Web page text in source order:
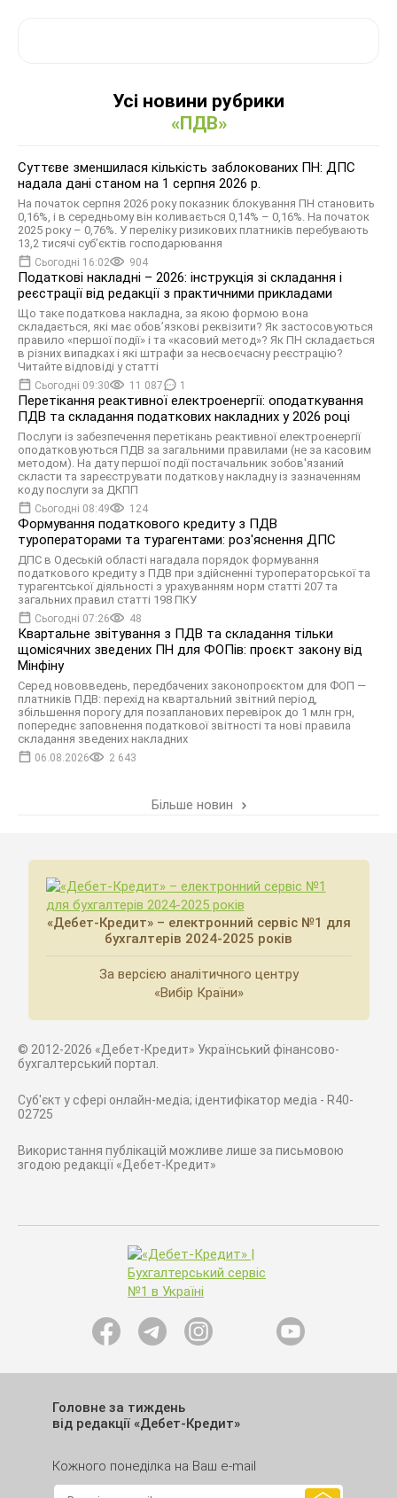
Усі новини рубрики
«ПДВ»
Суттєве зменшилася кількість заблокованих ПН: ДПС
надала дані станом на 1 серпня 2026 р.
На початок серпня 2026 року показник блокування ПН становить
0,16%, і в середньому він коливається 0,14% – 0,16%. На початок
2025 року – 0,76%. У переліку ризикових платників перебувають
13,2 тисячі суб’єктів господарювання
Сьогодні 16:02 904
Податкові накладні – 2026: інструкція зі складання і
реєстрації від редакції з практичними прикладами
Що таке податкова накладна, за якою формою вона
складається, які має обов’язкові реквізити? Як застосовуються
правило «першої події» і та «касовий метод»? Як ПН складається
в різних випадках і які штрафи за несвоєчасну реєстрацію?
Читайте відповіді у статті
Сьогодні 09:30 11 087 1
Перетікання реактивної електроенергії: оподаткування
ПДВ та складання податкових накладних у 2026 році
Послуги із забезпечення перетікань реактивної електроенергії
оподатковуються ПДВ за загальними правилами (не за касовим
методом). На дату першої події постачальник зобов'язаний
скласти та зареєструвати податкову накладну із зазначенням
коду послуги за ДКПП
Сьогодні 08:49 124
Формування податкового кредиту з ПДВ
туроператорами та турагентами: роз'яснення ДПС
ДПС в Одеській області нагадала порядок формування
податкового кредиту з ПДВ при здійсненні туроператорської та
турагентської діяльності з урахуванням норм статті 207 та
загальних правил статті 198 ПКУ
Сьогодні 07:26 48
Квартальне звітування з ПДВ та складання тільки
щомісячних зведених ПН для ФОПів: проєкт закону від
Мінфіну
Серед нововведень, передбачених законопроєктом для ФОП —
платників ПДВ: перехід на квартальний звітний період,
збільшення порогу для позапланових перевірок до 1 млн грн,
попереднє заповнення податкової звітності та нові правила
складання зведених накладних
06.08.2026 2 643
Більше новин
«Дебет-Кредит» – електронний сервіс №1 для
бухгалтерів 2024-2025 років
За версією аналітичного центру
«Вибір Країни»
© 2012-2026 «Дебет-Кредит» Український фінансово-
бухгалтерський портал.
Суб'єкт у сфері онлайн-медіа; ідентифікатор медіа - R40-
02725
Використання публікацій можливе лише за письмовою
згодою редакції «Дебет-Кредит»
Головне за тиждень
від редакції «Дебет-Кредит»
Кожного понеділка на Ваш e-mail